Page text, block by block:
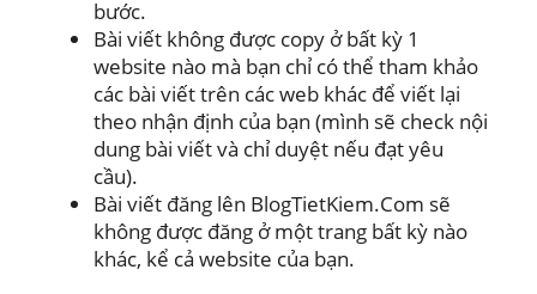
bước.
Bài viết không được copy ở bất kỳ 1
website nào mà bạn chỉ có thể tham khảo
các bài viết trên các web khác để viết lại
theo nhận định của bạn (mình sẽ check nội
dung bài viết và chỉ duyệt nếu đạt yêu
cầu).
Bài viết đăng lên BlogTietKiem.Com sẽ
không được đăng ở một trang bất kỳ nào
khác, kể cả website của bạn.